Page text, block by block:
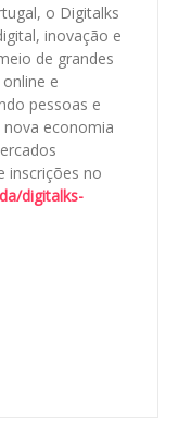
o Digitalks
inovação e
de grandes
e
pessoas e
economia
inscrições no
digitalks-